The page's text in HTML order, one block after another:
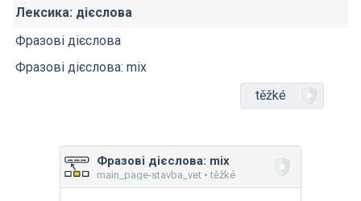
Лексика: дієслова
Фразові дієслова
Фразові дієслова: mix
těžké
Фразові дієслова: mix
main_page-stavba_vet • těžké